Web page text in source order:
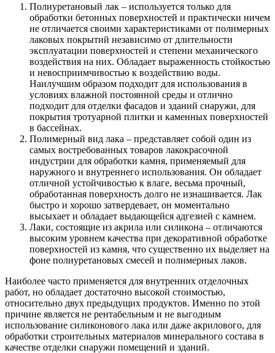
Полиуретановый лак – используется только для
обработки бетонных поверхностей и практически ничем
не отличается своими характеристиками от полимерных
лаковых покрытий независимо от длительности
эксплуатации поверхностей и степени механического
воздействия на них. Обладает выраженность стойкостью
и невосприимчивостью к воздействию воды.
Наилучшим образом подходит для использования в
условиях влажной постоянной среды и отлично
подходит для отделки фасадов и зданий снаружи, для
покрытия тротуарной плитки и каменных поверхностей
в бассейнах.
Полимерный вид лака – представляет собой один из
самых востребованных товаров лакокрасочной
индустрии для обработки камня, применяемый для
наружного и внутреннего использования. Он обладает
отличной устойчивостью к влаге, весьма прочный,
обработанная поверхность долго не изнашивается. Лак
быстро и хорошо затвердевает, он моментально
высыхает и обладает выдающейся адгезией с камнем.
Лаки, состоящие из акрила или силикона – отличаются
высоким уровнем качества при декоративной обработке
поверхностей из камня, что существенно их выделяет на
фоне полиуретановых смесей и полимерных лаков.
Наиболее часто применяется для внутренних отделочных
работ, но обладает достаточно высокой стоимостью,
относительно двух предыдущих продуктов. Именно по этой
причине является не рентабельным и не выгодным
использование силиконового лака или даже акрилового, для
обработки строительных материалов минерального состава в
качестве отделки снаружи помещений и зданий.